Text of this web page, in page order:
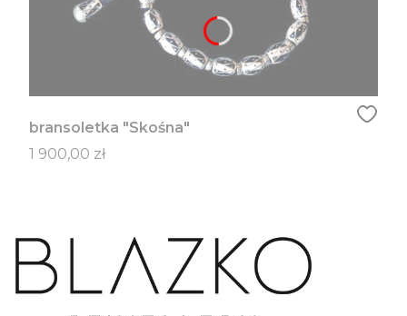
bransoletka "Skośna"
Cena
1 900,00 zł